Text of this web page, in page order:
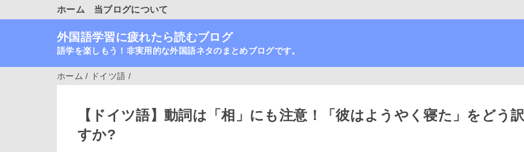
ホーム 当ブログについて
外国語学習に疲れたら読むブログ
語学を楽しもう！非実用的な外国語ネタのまとめブログです。
ホーム / ドイツ語 /
【ドイツ語】動詞は「相」にも注意！「彼はようやく寝た」をどう訳
すか?